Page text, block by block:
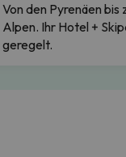
Von den Pyrenäen bis
Alpen. Ihr Hotel +
geregelt.